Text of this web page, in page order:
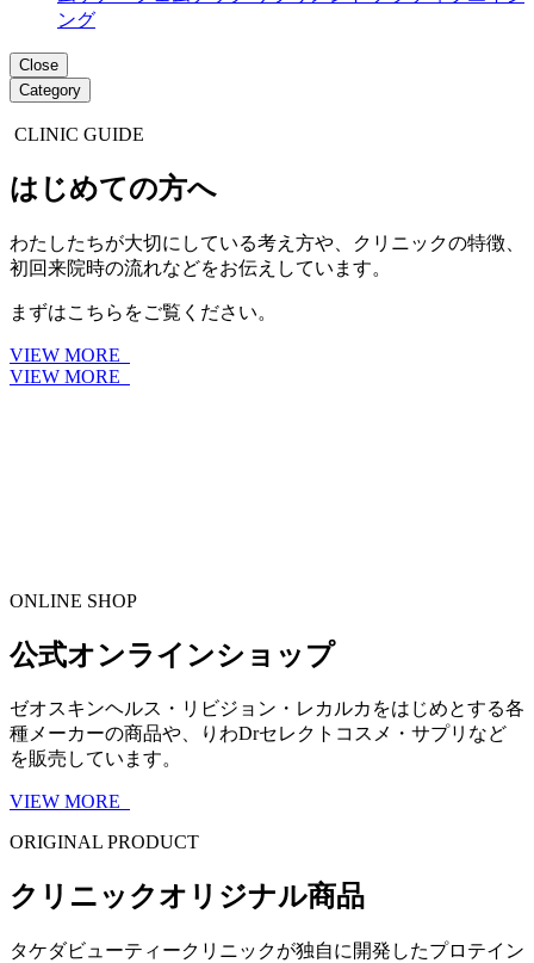
ング
Close
Category
CLINIC GUIDE
はじめての方へ
わたしたちが大切にしている考え方や、クリニックの特徴、
初回来院時の流れなどをお伝えしています。
まずはこちらをご覧ください。
VIEW MORE
VIEW MORE
ONLINE SHOP
公式オンラインショップ
ゼオスキンヘルス・リビジョン・レカルカをはじめとする各
種メーカーの商品や、りわDrセレクトコスメ・サプリなど
を販売しています。
VIEW MORE
ORIGINAL PRODUCT
クリニックオリジナル商品
タケダビューティークリニックが独自に開発したプロテイン